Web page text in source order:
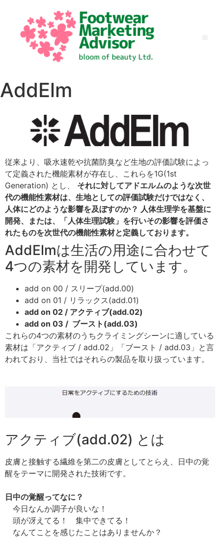
AddElm
従来より、吸水速乾や抗菌防臭など生地の評価試験によっ
て定義された機能素材が存在し、これらを1G(1st
Generation) とし、 それに対してアドエルムのような次世
代の機能性素材は、生地としての評価試験だけではなく、
人体にどのような影響を及ぼすのか？ 人体生理学を基盤に
開発、または、「人体生理試験」を行いその影響を評価さ
れたものを次世代の機能性素材と定義しております。
AddElmは生活の用途に合わせて
4つの素材を開発しています。
add on 00 / スリープ(add.00)
add on 01 / リラックス(add.01)
add on 02 / アクティブ(add.02)
add on 03 / ブースト(add.03)
これらの4つの素材のうちクライミングシーンに適している
素材は「アクティブ / add.02」「ブースト / add.03」と言
われており、当社ではそれらの製品を取り扱っています。
アクティブ(add.02) とは
皮膚と接触する繊維を第二の皮膚としてとらえ、日中の覚
醒をテーマに開発された技術です。
日中の覚醒ってなに？
今日なんか調子が良いな！
頭が冴えてる！ 集中できてる！
なんてことを感じたことはありませんか？